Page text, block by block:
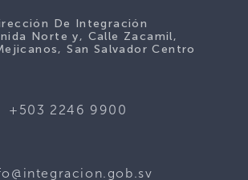
De Integración
Norte y, Calle Zacamil,
San Salvador Centro
+503 2246 9900